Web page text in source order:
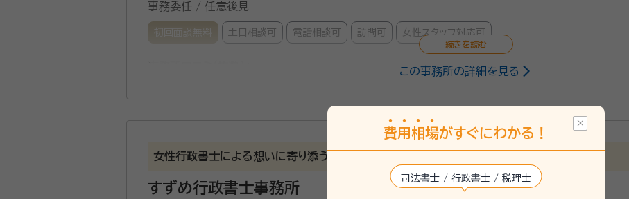
事務委任 / 任意後見
初回面談無料 土日相談可 電話相談可 訪問可 女性スタッフ対応可
こちらの意向をしっかり聴いたうえで細かな対応をしてもらえたから。
契約後の感想
依頼後のメール及び電話の対応が迅速でこちらの分からない事等も丁寧に回答をして貰えた。
この事務所の詳細を見る
女性行政書士による想いに寄り添う終活サポート
すずめ行政書士事務所
費用 相場がすぐにわかる！
司法書士 / 行政書士 / 税理士